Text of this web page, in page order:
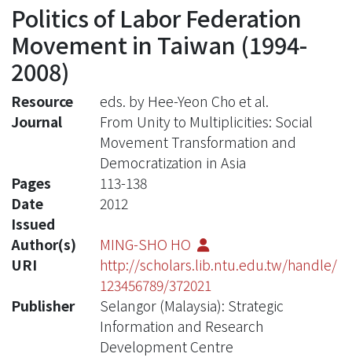
Statistics
Politics of Labor Federation
Movement in Taiwan (1994-
2008)
Resource
eds. by Hee-Yeon Cho et al.
Journal
From Unity to Multiplicities: Social
Movement Transformation and
Democratization in Asia
Pages
113-138
Date
Issued
2012
Author(s)
MING-SHO HO
URI
http://scholars.lib.ntu.edu.tw/handle/
123456789/372021
Publisher
Selangor (Malaysia): Strategic
Information and Research
Development Centre